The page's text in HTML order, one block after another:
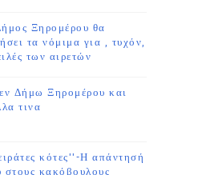
Ξηρομέρου θα
τα νόμιμα για , τυχόν,
των αιρετών
Δήμω Ξηρομέρου και
τινα
κότες''-Η απάντησή
στους κακόβουλους